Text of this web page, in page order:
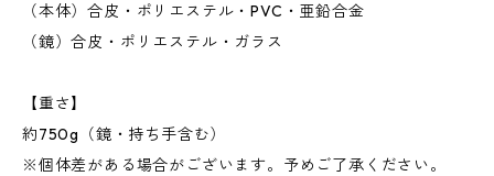
（本体）合皮・ポリエステル・PVC・亜鉛合金
（鏡）合皮・ポリエステル・ガラス
【重さ】
約750g（鏡・持ち手含む）
※個体差がある場合がございます。予めご了承ください。